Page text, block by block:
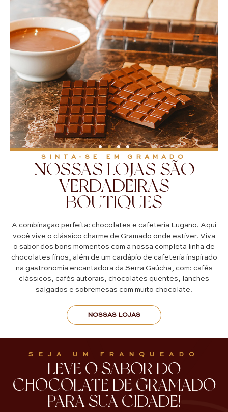
SINTA-SE EM GRAMADO
NOSSAS LOJAS SÃO
VERDADEIRAS
BOUTIQUES
A combinação perfeita: chocolates e cafeteria Lugano. Aqui
você vive o clássico charme de Gramado onde estiver. Viva
o sabor dos bons momentos com a nossa completa linha de
chocolates finos, além de um cardápio de cafeteria inspirado
na gastronomia encantadora da Serra Gaúcha, com: cafés
clássicos, cafés autorais, chocolates quentes, lanches
salgados e sobremesas com muito chocolate.
NOSSAS LOJAS
SEJA UM FRANQUEADO
LEVE O SABOR DO
CHOCOLATE DE GRAMADO
PARA SUA CIDADE!